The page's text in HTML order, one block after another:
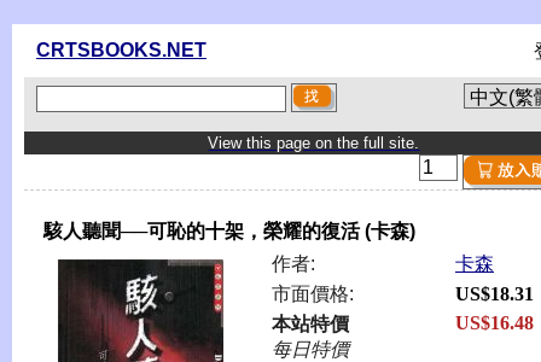
CRTSBOOKS.NET
View this page on the full site.
駭人聽聞──可恥的十架，榮耀的復活 (卡森)
作者:
卡森
市面價格:
US$18.31
本站特價
每日特價
US$16.48